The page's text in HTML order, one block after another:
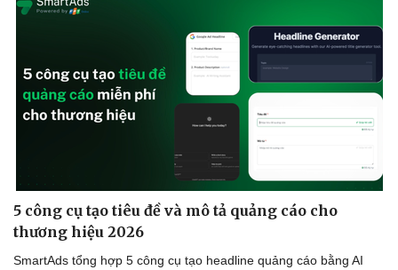
5 công cụ tạo tiêu đề và mô tả quảng cáo cho
thương hiệu 2026
SmartAds tổng hợp 5 công cụ tạo headline quảng cáo bằng AI